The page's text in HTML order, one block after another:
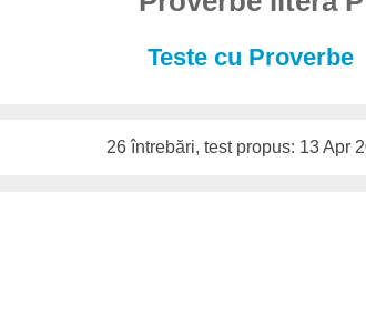
Teste cu Proverbe
26 întrebări, test propus: 13 Apr